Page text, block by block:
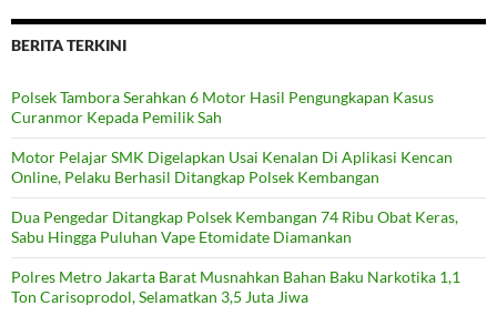
BERITA TERKINI
Polsek Tambora Serahkan 6 Motor Hasil Pengungkapan Kasus
Curanmor Kepada Pemilik Sah
Motor Pelajar SMK Digelapkan Usai Kenalan Di Aplikasi Kencan
Online, Pelaku Berhasil Ditangkap Polsek Kembangan
Dua Pengedar Ditangkap Polsek Kembangan 74 Ribu Obat Keras,
Sabu Hingga Puluhan Vape Etomidate Diamankan
Polres Metro Jakarta Barat Musnahkan Bahan Baku Narkotika 1,1
Ton Carisoprodol, Selamatkan 3,5 Juta Jiwa